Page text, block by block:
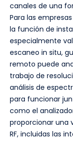
canales de una
Para las
la función de
especialmente
escaneo in situ,
remoto puede
trabajo de
análisis de
para funcionar
como el
proporcionar una
RF, incluidas las